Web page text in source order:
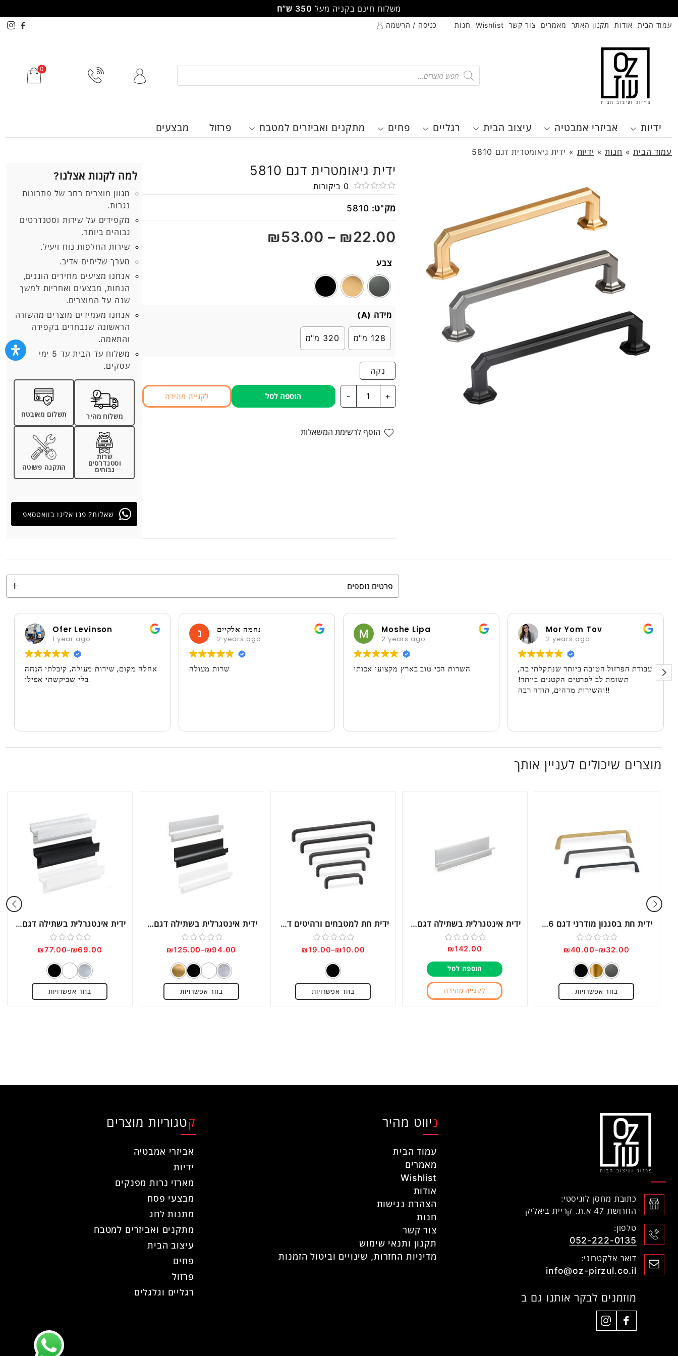
ידיות אביזרי אמבטיה עיצוב הבית רגליים פחים מתקנים ואביזרים למטבח פרזול מבצעים
Products
search
עמוד הבית אודות תקנון האתר מאמרים צור קשר Wishlist חנות כניסה / הרשמה
משלוח חינם בקניה מעל 350 ש”ח
עמוד הבית» חנות» ידיות » ידית גיאומטרית דגם 5810
ידית גיאומטרית דגם 5810
0
5
0 ביקורות
מק"ט: 5810
₪22.00
–
₪53.00
צבע
מידה (A)
128 מ"מ 320 מ"מ
נקה
+
גיאומטרית
דגם
- הוספה לסל לקנייה מהירה
הוסף לרשימת המשאלות
למה לקנות אצלנו?
מגוון מוצרים רחב של פתרונות
נגרות.
מקפידים על שירות וסטנדרטים
גבוהים ביותר.
שירות החלפות נוח ויעיל.
מערך שליחים אדיב.
אנחנו מציעים מחירים הוגנים,
הנחות, מבצעים ואחריות למשך
שנה על המוצרים.
אנחנו מעמידים מוצרים מהשורה
הראשונה שנבחרים בקפידה
והתאמה.
משלוח עד הבית עד 5 ימי
עסקים.
משלוח מהיר תשלום מאובטח
שרות
וסטנדרטים
גבוהים
התקנה פשוטה
שאלות? פנו אלינו בוואטסאפ
פרטים נוספים
Ofer Levinson
1 year ago
אחלה מקום, שירות מעולה, קיבלתי הנחה
בלי שביקשתי אפילו.
נחמה אלקיים
2 years ago
שרות מעולה
Moshe Lipa
2 years ago
השרות הכי טוב בארץ מקצועי אכותי
Mor Yom Tov
2 years ago
עבודת הפרזול הטובה ביותר שנתקלתי בה,
תשומת לב לפרטים הקטנים ביותר!
והשירות מדהים, תודה רבה!!
מוצרים שיכולים לעניין אותך
ידית חת בסגנון מודרני דגם 0446
דורג
0
מתוך
5
₪32.00
–
₪40.00
בחר אפשרויות
ידית אינטגרלית בשתילה דגם IN1835 אלומיניום
דורג
0
5
₪142.00
הוספה לסל
לקנייה מהירה
ידית חת למטבחים ורהיטים דגם 5065
דורג
מתוך
5
₪10.00
–
₪19.00
בחר אפשרויות
ידית אינטגרלית בשתילה דגם IN1805
דורג
0
מתוך
5
₪94.00
–
₪125.00
בחר אפשרויות
ידית אינטגרלית בשתילה דגם IN1806
דורג
0
מתוך
5
₪69.00
–
₪77.00
בחר אפשרויות
כתובת מחסן לוגיסטי:
החרושת 47 א.ת. קריית ביאליק
טלפון:
052-222-0135
דואר אלקטרוני:
info@oz-pirzul.co.il
מוזמנים לבקר אותנו גם ב
ניווט מהיר
עמוד הבית
מאמרים
Wishlist
אודות
הצהרת נגישות
חנות
צור קשר
תקנון ותנאי שימוש
מדיניות החזרות, שינויים וביטול הזמנות
קטגוריות מוצרים
אביזרי אמבטיה
ידיות
מארזי נרות מפנקים
מבצעי פסח
מתנות לחג
מתקנים ואביזרים למטבח
עיצוב הבית
פחים
פרזול
רגליים וגלגלים